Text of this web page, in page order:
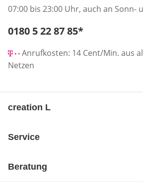
07:00 bis 23:00 Uhr, auch an Sonn-
Telefonnummer:
0180 5 22 87 85*
Anrufkosten: 14 Cent/Min. aus
Netzen
creation L
Service
Beratung